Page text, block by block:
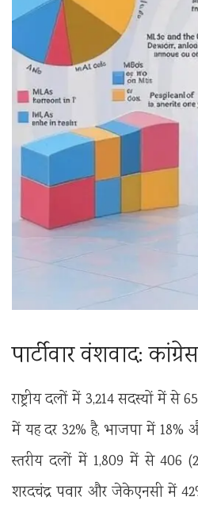
पार्टीवार वंशवाद:
राष्ट्रीय दलों में 3,214 सदस्यों में से
में यह दर 32% है, भाजपा में 18%
स्तरीय दलों में 1,809 में से 406
शरदचंद्र पवार और जेकेएनसी में